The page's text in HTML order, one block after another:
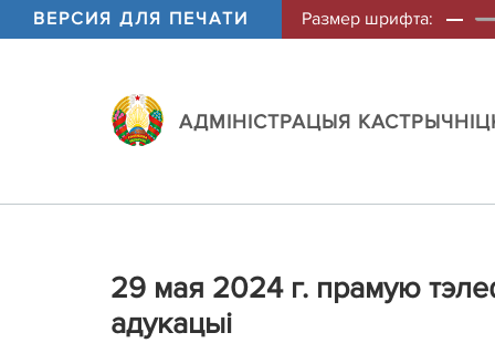
ВЕРСИЯ ДЛЯ ПЕЧАТИ Размер шрифта:
АДМIНIСТРАЦЫЯ
29 мая 2024 г. прамую
адукацыі